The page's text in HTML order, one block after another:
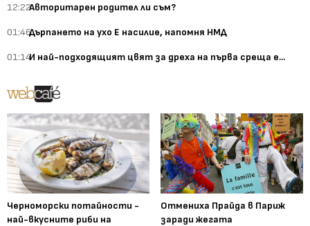
12:22Авторитарен родител ли съм?
01:46Дърпането на ухо Е насилие, напомня НМД
01:14И най-подходящият цвят за дреха на първа среща е...
Черноморски потайности -
най-вкусните риби на
Отмениха Прайда в Париж
заради жегата